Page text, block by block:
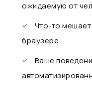
ожидаемую от
Что-то
браузере
Ваше